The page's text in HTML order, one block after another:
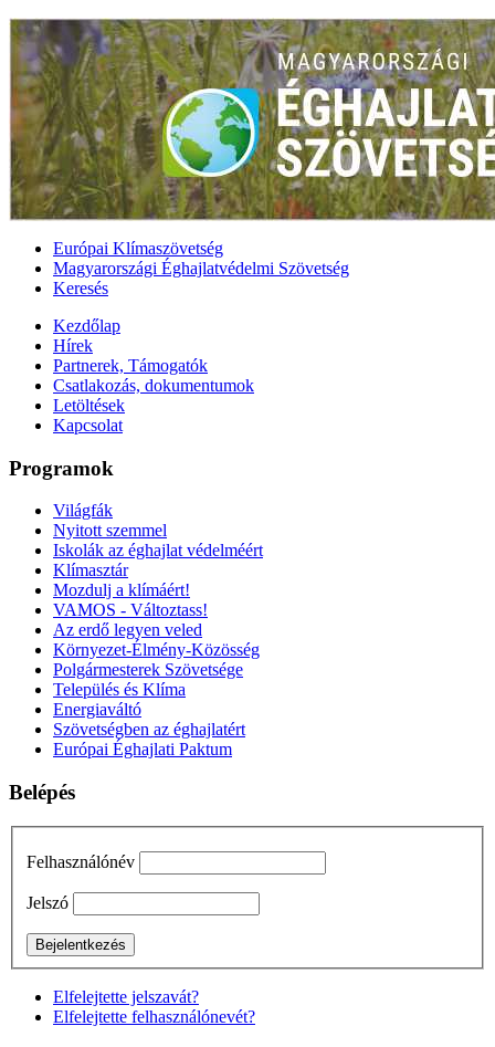
Európai Klímaszövetség
Magyarországi Éghajlatvédelmi Szövetség
Keresés
Kezdőlap
Hírek
Partnerek, Támogatók
Csatlakozás, dokumentumok
Letöltések
Kapcsolat
Programok
Világfák
Nyitott szemmel
Iskolák az éghajlat védelméért
Klímasztár
Mozdulj a klímáért!
VAMOS - Változtass!
Az erdő legyen veled
Környezet-Élmény-Közösség
Polgármesterek Szövetsége
Település és Klíma
Energiaváltó
Szövetségben az éghajlatért
Európai Éghajlati Paktum
Belépés
Felhasználónév
Jelszó
Elfelejtette jelszavát?
Elfelejtette felhasználónevét?